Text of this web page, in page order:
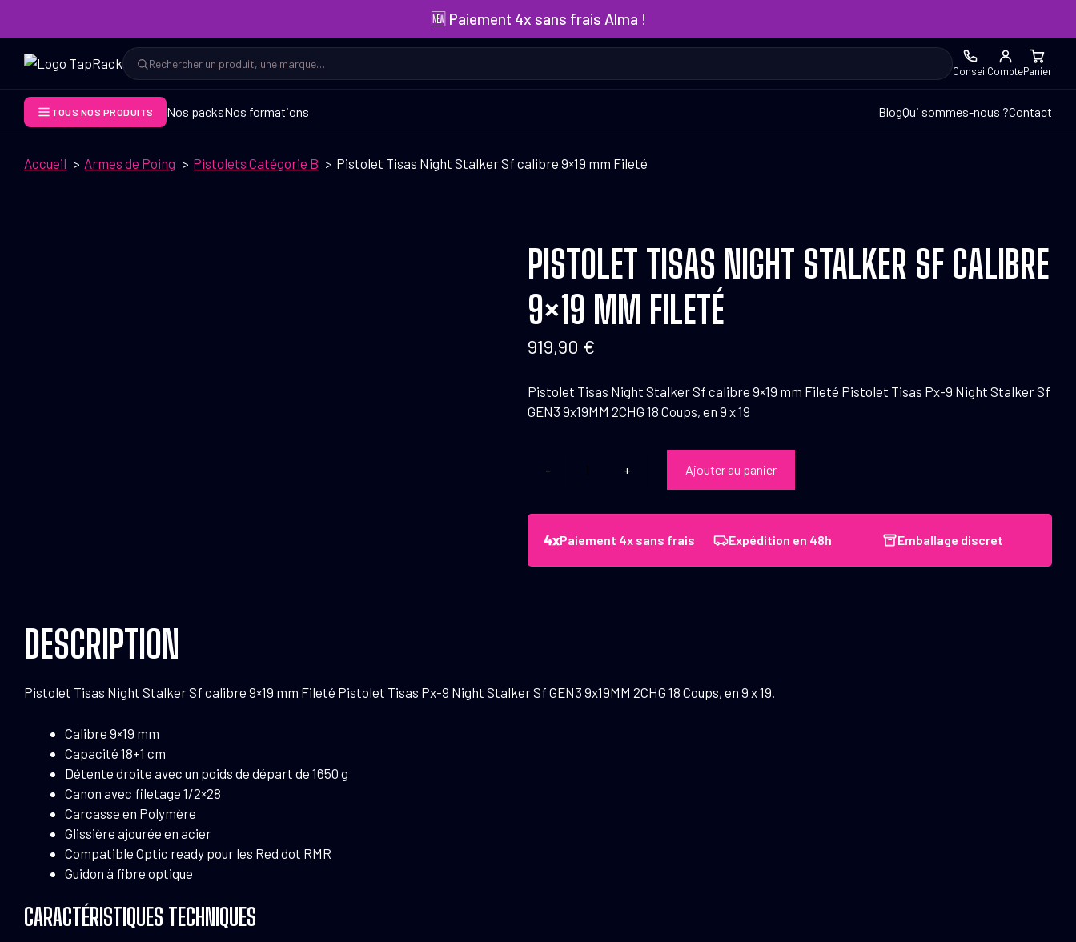
🆕 Paiement 4x sans frais Alma !
Rechercher
Rechercher ConseilComptePanier
TOUS NOS PRODUITS Nos packsNos formations BlogQui sommes-nous ?Contact
Accueil Armes de Poing Pistolets Catégorie B Pistolet Tisas Night Stalker Sf calibre 9×19 mm Fileté
PISTOLET TISAS NIGHT STALKER SF CALIBRE
9×19 MM FILETÉ
919,90 €
Pistolet Tisas Night Stalker Sf calibre 9×19 mm Fileté Pistolet Tisas Px-9 Night Stalker Sf
GEN3 9x19MM 2CHG 18 Coups, en 9 x 19
Pistolet
Tisas
Ajouter au panier
Paiement 4x sans frais Expédition en 48h Emballage discret
DESCRIPTION
Pistolet Tisas Night Stalker Sf calibre 9×19 mm Fileté Pistolet Tisas Px-9 Night Stalker Sf GEN3 9x19MM 2CHG 18 Coups, en 9 x 19.
Calibre 9×19 mm
Capacité 18+1 cm
Détente droite avec un poids de départ de 1650 g
Canon avec filetage 1/2×28
Carcasse en Polymère
Glissière ajourée en acier
Compatible Optic ready pour les Red dot RMR
Guidon à fibre optique
CARACTÉRISTIQUES TECHNIQUES